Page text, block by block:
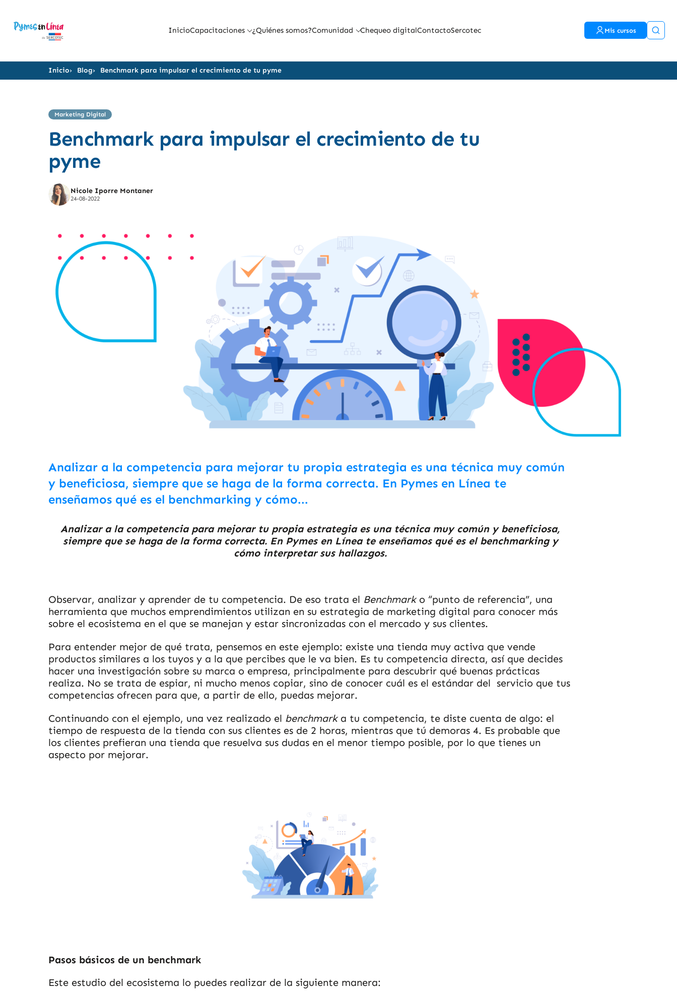
InicioCapacitaciones ¿Quiénes somos?Comunidad Chequeo digitalContactoSercotec Mis cursos
Inicio Blog Benchmark para impulsar el crecimiento de tu pyme
Marketing Digital
Benchmark para impulsar el crecimiento de tu
pyme
Nicole Iporre Montaner
24-08-2022
Analizar a la competencia para mejorar tu propia estrategia es una técnica muy común
y beneficiosa, siempre que se haga de la forma correcta. En Pymes en Línea te
enseñamos qué es el benchmarking y cómo...
Analizar a la competencia para mejorar tu propia estrategia es una técnica muy común y beneficiosa,
siempre que se haga de la forma correcta. En Pymes en Línea te enseñamos qué es el benchmarking y
cómo interpretar sus hallazgos.
Observar, analizar y aprender de tu competencia. De eso trata el Benchmark o “punto de referencia”, una
herramienta que muchos emprendimientos utilizan en su estrategia de marketing digital para conocer más
sobre el ecosistema en el que se manejan y estar sincronizadas con el mercado y sus clientes.
Para entender mejor de qué trata, pensemos en este ejemplo: existe una tienda muy activa que vende
productos similares a los tuyos y a la que percibes que le va bien. Es tu competencia directa, así que decides
hacer una investigación sobre su marca o empresa, principalmente para descubrir qué buenas prácticas
realiza. No se trata de espiar, ni mucho menos copiar, sino de conocer cuál es el estándar del servicio que tus
competencias ofrecen para que, a partir de ello, puedas mejorar.
Continuando con el ejemplo, una vez realizado el benchmarka tu competencia, te diste cuenta de algo: el
tiempo de respuesta de la tienda con sus clientes es de 2 horas, mientras que tú demoras 4. Es probable que
los clientes prefieran una tienda que resuelva sus dudas en el menor tiempo posible, por lo que tienes un
aspecto por mejorar.
Pasos básicos de un benchmark
Este estudio del ecosistema lo puedes realizar de la siguiente manera: